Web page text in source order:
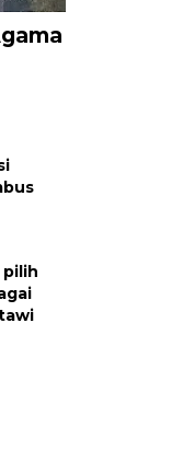
pilih